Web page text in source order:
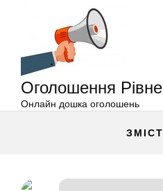
Оголошення Рівне
Онлайн дошка оголошень
ЗМІСТ